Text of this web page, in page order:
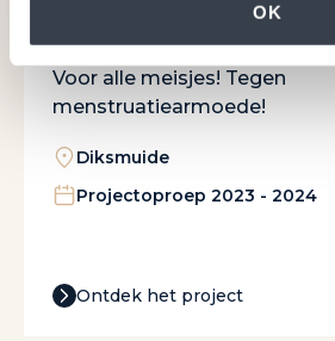
OK
Goed GeRegeld !
Voor alle meisjes! Tegen
menstruatiearmoede!
Diksmuide
Projectoproep 2023 - 2024
Ontdek het project